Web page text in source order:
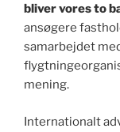
bliver vores to
ansøgere
samarbejdet
mening.
Internationalt